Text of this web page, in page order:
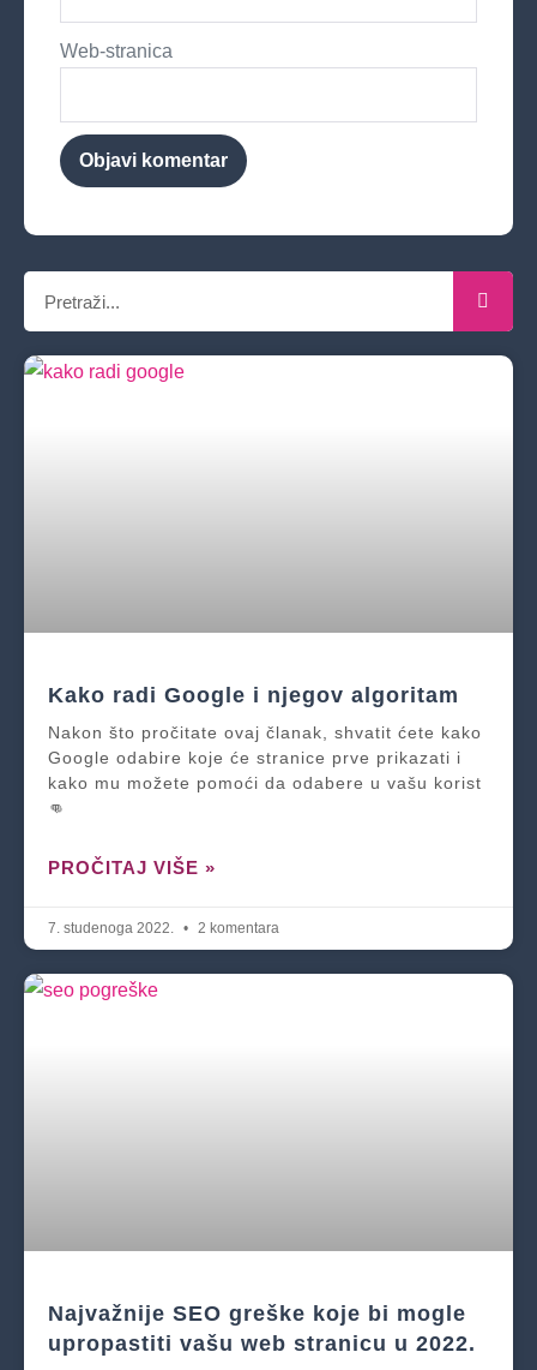
Web-stranica
Kako radi Google i njegov algoritam
Nakon što pročitate ovaj članak, shvatit ćete kako
Google odabire koje će stranice prve prikazati i
kako mu možete pomoći da odabere u vašu korist
👊
PROČITAJ VIŠE »
7. studenoga 2022. 2 komentara
Najvažnije SEO greške koje bi mogle
upropastiti vašu web stranicu u 2022.